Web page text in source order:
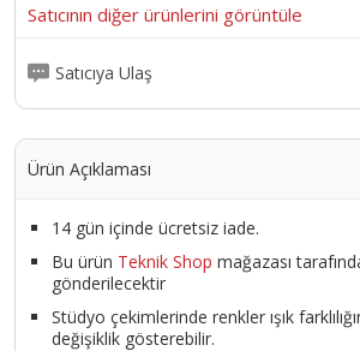
Satıcının diğer ürünlerini görüntüle
Satıcıya Ulaş
Ürün Açıklaması
14 gün içinde ücretsiz iade.
Bu ürün Teknik Shop mağazası
gönderilecektir
Stüdyo çekimlerinde renkler ışık
değişiklik gösterebilir.